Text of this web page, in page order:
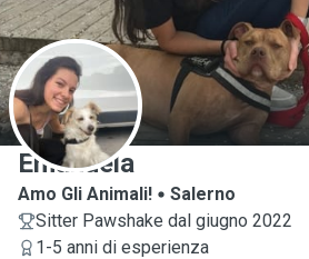
E
Emanuela
Amo Gli Animali!
Salerno
Sitter Pawshake dal giugno 2022
1-5 anni di esperienza